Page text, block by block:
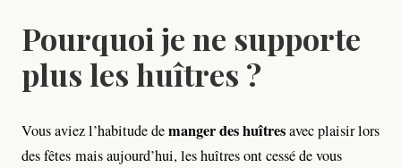
Pourquoi je ne supporte
plus les huîtres​ ?
Vous aviez l’habitude demanger des huîtresavec plaisir lors
des fêtes mais aujourd’hui, les huîtres ont cessé de vous